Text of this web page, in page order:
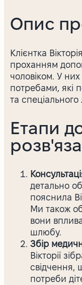
Опис
Клієнтка
проханням
чоловіком. У
потребами, які
та спеціального
Етапи
детально
пояснила
Ми також
вони
шлюбу.
Збір
Вікторії
свідчення,
потреби